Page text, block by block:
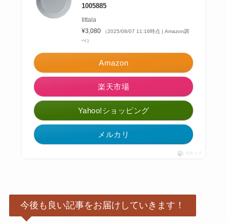
1005885
Iittala
¥3,080
（2025/08/07 11:16時点 | Amazon調
べ）
Amazon
楽天市場
Yahoo!ショッピング
メルカリ
ポチップ
今後も良い記事をお届けしていきます！